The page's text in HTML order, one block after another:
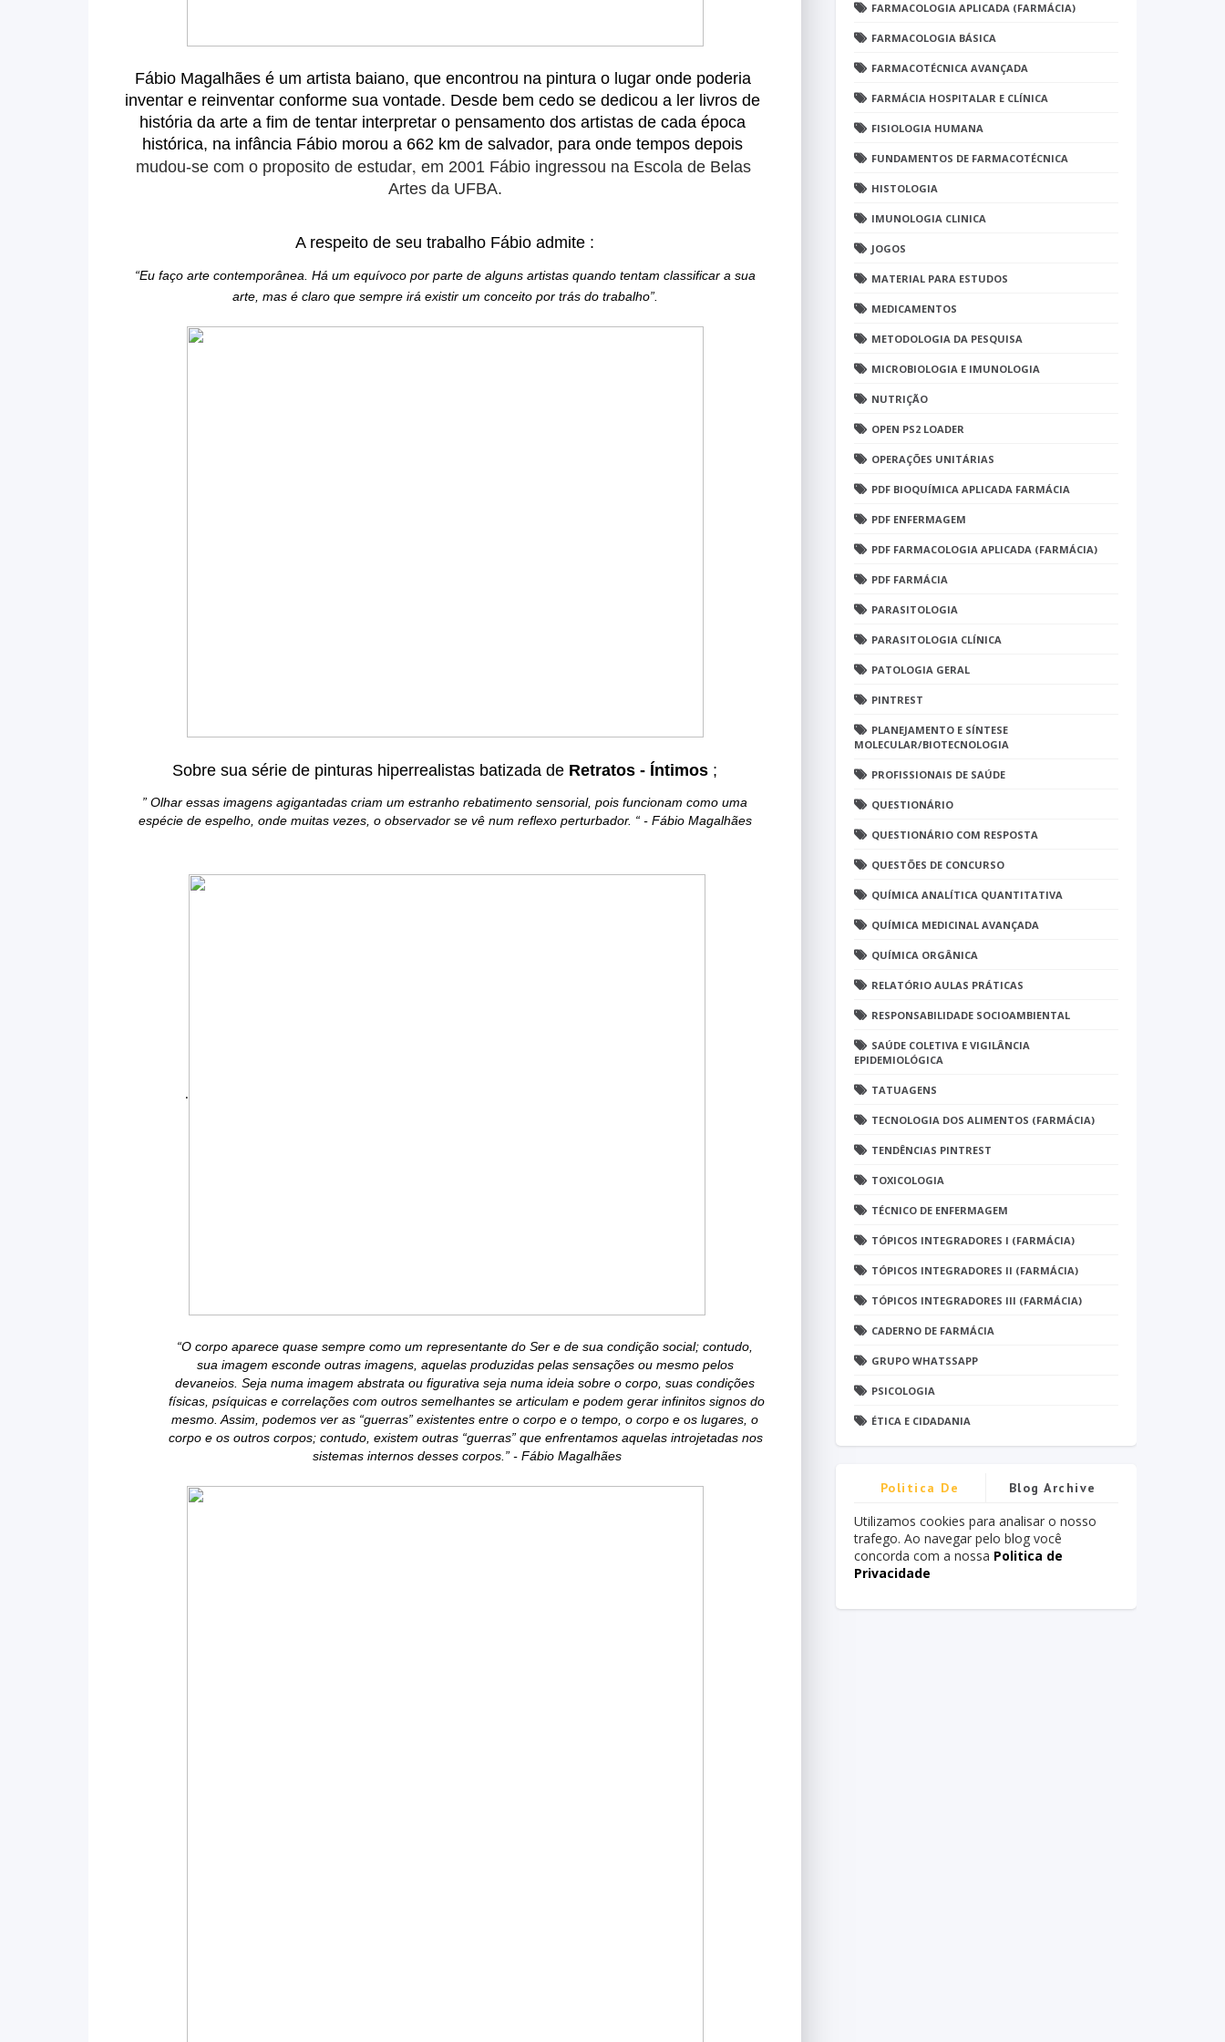
Fábio Magalhães é um artista baiano, que encontrou na pintura o lugar onde poderia
inventar e reinventar conforme sua vontade. Desde bem cedo se dedicou a ler livros de
história da arte a fim de tentar interpretar o pensamento dos artistas de cada época
histórica, na infância Fábio morou a 662 km de salvador, para onde tempos depois
mudou-se com o proposito de estudar, em 2001 Fábio ingressou na Escola de Belas
Artes da UFBA.
A respeito de seu trabalho Fábio admite :
“Eu faço arte contemporânea. Há um equívoco por parte de alguns artistas quando tentam classificar a sua
arte, mas é claro que sempre irá existir um conceito por trás do trabalho”.
Sobre sua série de pinturas hiperrealistas batizada de Retratos - Íntimos ;
” Olhar essas imagens agigantadas criam um estranho rebatimento sensorial, pois funcionam como uma
espécie de espelho, onde muitas vezes, o observador se vê num reflexo perturbador. “ - Fábio Magalhães
.
“O corpo aparece quase sempre como um representante do Ser e de sua condição social; contudo,
sua imagem esconde outras imagens, aquelas produzidas pelas sensações ou mesmo pelos
devaneios. Seja numa imagem abstrata ou figurativa seja numa ideia sobre o corpo, suas condições
físicas, psíquicas e correlações com outros semelhantes se articulam e podem gerar infinitos signos do
mesmo. Assim, podemos ver as “guerras” existentes entre o corpo e o tempo, o corpo e os lugares, o
corpo e os outros corpos; contudo, existem outras “guerras” que enfrentamos aquelas introjetadas nos
sistemas internos desses corpos.” - Fábio Magalhães
FARMACOLOGIA APLICADA (FARMÁCIA)
FARMACOLOGIA BÁSICA
FARMACOTÉCNICA AVANÇADA
FARMÁCIA HOSPITALAR E CLÍNICA
FISIOLOGIA HUMANA
FUNDAMENTOS DE FARMACOTÉCNICA
HISTOLOGIA
IMUNOLOGIA CLINICA
JOGOS
MATERIAL PARA ESTUDOS
MEDICAMENTOS
METODOLOGIA DA PESQUISA
MICROBIOLOGIA E IMUNOLOGIA
NUTRIÇÃO
OPEN PS2 LOADER
OPERAÇÕES UNITÁRIAS
PDF BIOQUÍMICA APLICADA FARMÁCIA
PDF ENFERMAGEM
PDF FARMACOLOGIA APLICADA (FARMÁCIA)
PDF FARMÁCIA
PARASITOLOGIA
PARASITOLOGIA CLÍNICA
PATOLOGIA GERAL
PINTREST
PLANEJAMENTO E SÍNTESE
MOLECULAR/BIOTECNOLOGIA
PROFISSIONAIS DE SAÚDE
QUESTIONÁRIO
QUESTIONÁRIO COM RESPOSTA
QUESTÕES DE CONCURSO
QUÍMICA ANALÍTICA QUANTITATIVA
QUÍMICA MEDICINAL AVANÇADA
QUÍMICA ORGÂNICA
RELATÓRIO AULAS PRÁTICAS
RESPONSABILIDADE SOCIOAMBIENTAL
SAÚDE COLETIVA E VIGILÂNCIA
EPIDEMIOLÓGICA
TATUAGENS
TECNOLOGIA DOS ALIMENTOS (FARMÁCIA)
TENDÊNCIAS PINTREST
TOXICOLOGIA
TÉCNICO DE ENFERMAGEM
TÓPICOS INTEGRADORES I (FARMÁCIA)
TÓPICOS INTEGRADORES II (FARMÁCIA)
TÓPICOS INTEGRADORES III (FARMÁCIA)
CADERNO DE FARMÁCIA
GRUPO WHATSSAPP
PSICOLOGIA
ÉTICA E CIDADANIA
Politica De
Privacidade
Blog Archive
Utilizamos cookies para analisar o nosso
trafego. Ao navegar pelo blog você
concorda com a nossa Politica de
Privacidade